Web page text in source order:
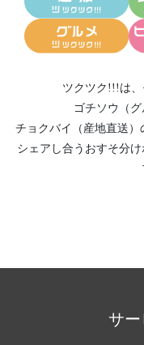
ツクツク!!!は、
ゴチソウ（グ
チョクバイ（産地直送）
シェアし合う おすそ分
サ